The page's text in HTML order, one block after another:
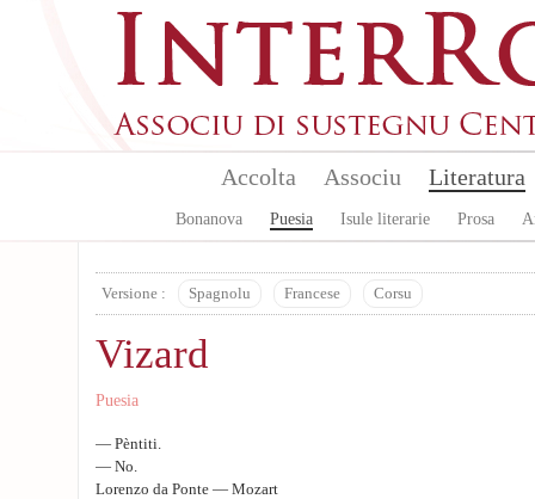
Accolta Associu Literatura
Bonanova Puesia Isule literarie Prosa
Versione : Spagnolu Francese Corsu
Vizard
Puesia
— Pèntiti.
— No.
Lorenzo da Ponte — Mozart